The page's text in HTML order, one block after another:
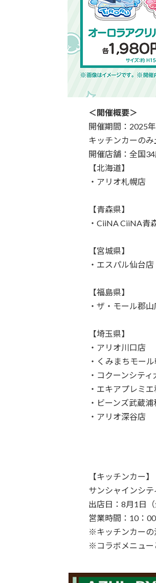
＜開催概要＞
開催期間：2025
キッチンカーのみ
開催店舗：全国
【北海道】
・アリオ札幌店
【青森県】
・CiiNA CiiNA青
【宮城県】
・エスパル仙台店
【福島県】
・ザ・モール郡山
【埼玉県】
・アリオ川口店
・くみまちモー
・コクーンシティ
・エキアプレミ
・ビーンズ武蔵浦
・アリオ深谷店
【キッチンカー】
サンシャインシ
出店日：8月1日
営業時間：10：
※キッチンカーの
※コラボメニュー